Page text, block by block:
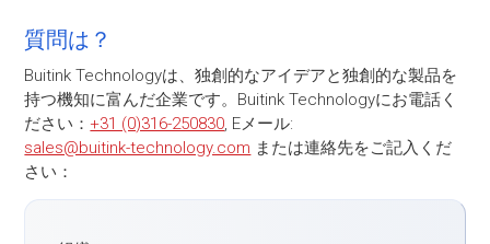
質問は？
Buitink Technologyは、独創的なアイデアと独創的な製品を
持つ機知に富んだ企業です。Buitink Technologyにお電話く
ださい： +31 (0)316-250830, Eメール:
sales@buitink-technology.com または連絡先をご記入くだ
さい：